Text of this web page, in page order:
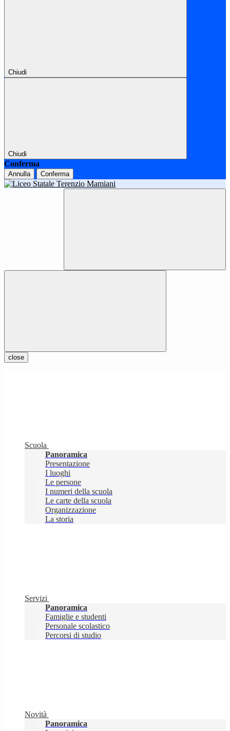
Chiudi
Chiudi
Conferma
Annulla Conferma
close
Scuola
Panoramica
Presentazione
I luoghi
Le persone
I numeri della scuola
Le carte della scuola
Organizzazione
La storia
Servizi
Panoramica
Famiglie e studenti
Personale scolastico
Percorsi di studio
Novità
Panoramica